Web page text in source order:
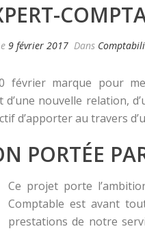
9 février 2017 Dans
février marque pour
d’une nouvelle relation,
d’apporter au travers
PORTÉE
Ce projet porte
Comptable est avant
prestations de notre